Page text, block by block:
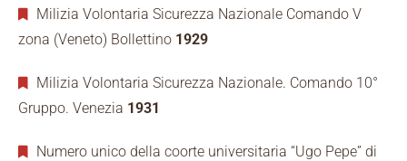
Milizia Volontaria Sicurezza Nazionale Comando V
zona (Veneto) Bollettino 1929
Milizia Volontaria Sicurezza Nazionale. Comando 10°
Gruppo. Venezia 1931
Numero unico della coorte universitaria “Ugo Pepe” di